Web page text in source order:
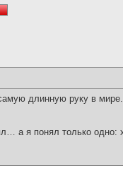
длинную руку в мире.
а я понял только одно: